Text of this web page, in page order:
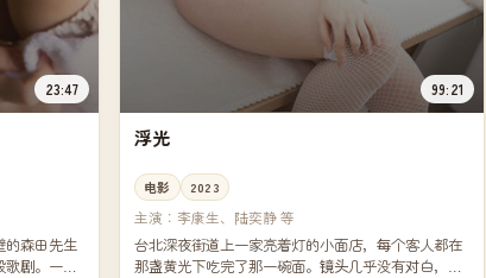
23:47
的森田先生
剧。一个
99:21
浮光
电影 2023
主演： 李康生、陆奕静 等
台北深夜街道上一家亮着灯的小面店，每个客人都在
那盏黄光下吃完了那一碗面。镜头几乎没有对白，灯